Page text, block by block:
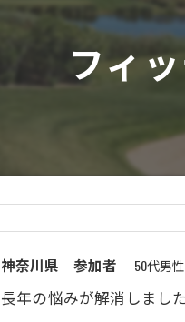
レッスン
練習場
フィッテ
ギャラ
フィ
神奈川県 参加者 50代男性
長年の悩みが解消しまし